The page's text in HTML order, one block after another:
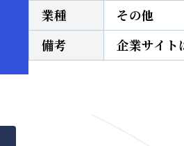
業種
その他
備考
企業サイト